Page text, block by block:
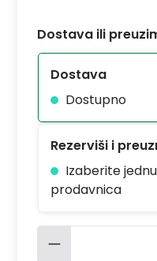
Dostava ili
Dostava
Dostupno
Rezerviši i
Izaberite
prodavnica
Količina